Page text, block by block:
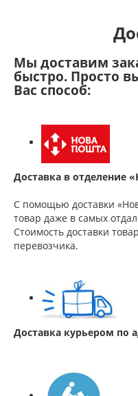
Мы доставим
быстро. Просто
Вас способ:
Доставка в отделение
С помощью доставки
товар даже в самых
Стоимость доставки
перевозчика.
Доставка курьером по